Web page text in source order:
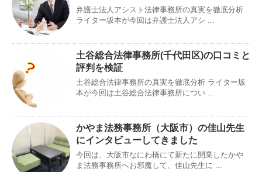
弁護士法人アシスト法律事務所の真実を徹底分析
ライター坂本が今回は弁護士法人アシ ...
土谷総合法律事務所(千代田区)の口コミと
評判を検証
土谷総合法律事務所の真実を徹底分析 ライター坂
本が今回は土谷総合法律事務所につい ...
かやま法務事務所（大阪市）の佳山先生
にインタビューしてきました
今回は、大阪市なにわ橋にて新たに開業したかや
ま法務事務所へお邪魔して、佳山先生に ...